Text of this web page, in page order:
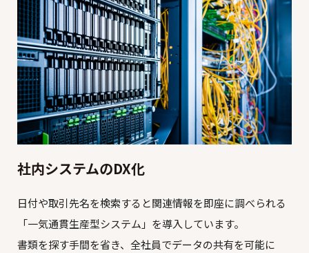
社内システムのDX化
日付や取引先名を検索すると関連情報を即座に調べられる
「一気通貫生産型システム」を導入しています。
書類を探す手間を省き、全社員でデータの共有を可能に